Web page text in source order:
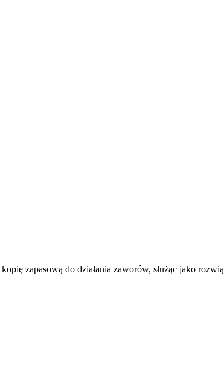
zapasową do działania zaworów, służąc jako